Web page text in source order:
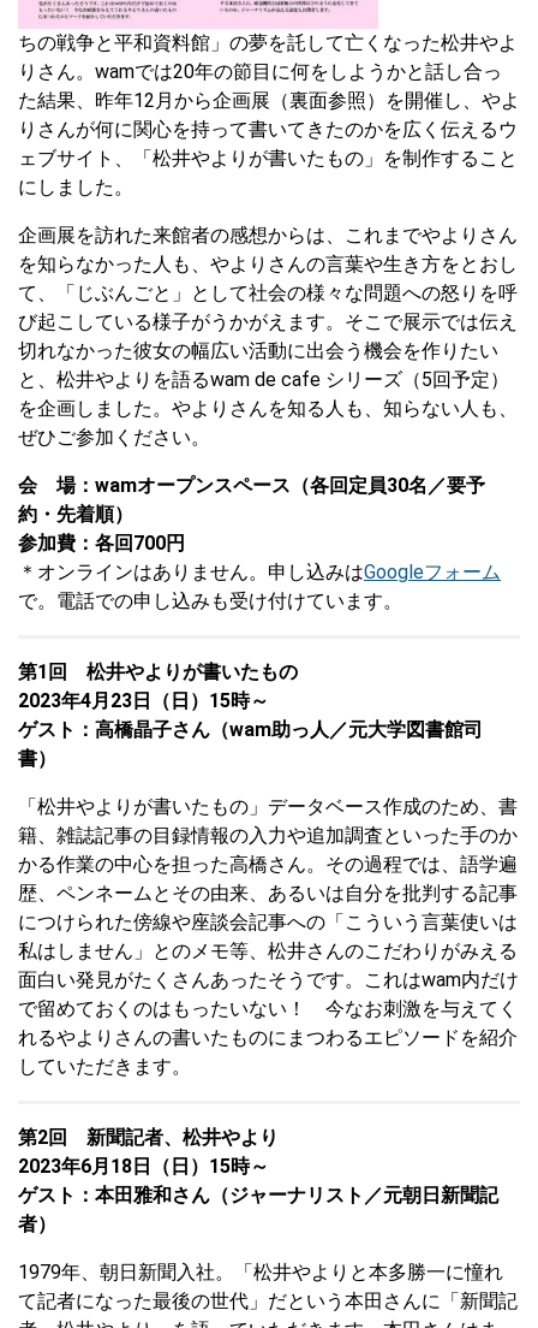
ちの戦争と平和資料館」の夢を託して亡くなった松井やよ
りさん。wamでは20年の節目に何をしようかと話し合っ
た結果、昨年12月から企画展（裏面参照）を開催し、やよ
りさんが何に関心を持って書いてきたのかを広く伝えるウ
ェブサイト、「松井やよりが書いたもの」を制作すること
にしました。
企画展を訪れた来館者の感想からは、これまでやよりさん
を知らなかった人も、やよりさんの言葉や生き方をとおし
て、「じぶんごと」として社会の様々な問題への怒りを呼
び起こしている様子がうかがえます。そこで展示では伝え
切れなかった彼女の幅広い活動に出会う機会を作りたい
と、松井やよりを語るwam de cafe シリーズ（5回予定）
を企画しました。やよりさんを知る人も、知らない人も、
ぜひご参加ください。
会 場：wamオープンスペース（各回定員30名／要予
約・先着順）
参加費：各回700円
＊オンラインはありません。申し込みはGoogleフォーム
で。電話での申し込みも受け付けています。
第1回 松井やよりが書いたもの
2023年4月23日（日）15時～
ゲスト：高橋晶子さん（wam助っ人／元大学図書館司
書）
「松井やよりが書いたもの」データベース作成のため、書
籍、雑誌記事の目録情報の入力や追加調査といった手のか
かる作業の中心を担った高橋さん。その過程では、語学遍
歴、ペンネームとその由来、あるいは自分を批判する記事
につけられた傍線や座談会記事への「こういう言葉使いは
私はしません」とのメモ等、松井さんのこだわりがみえる
面白い発見がたくさんあったそうです。これはwam内だけ
で留めておくのはもったいない！ 今なお刺激を与えてく
れるやよりさんの書いたものにまつわるエピソードを紹介
していただきます。
第2回 新聞記者、松井やより
2023年6月18日（日）15時～
ゲスト：本田雅和さん（ジャーナリスト／元朝日新聞記
者）
1979年、朝日新聞入社。「松井やよりと本多勝一に憧れ
て記者になった最後の世代」だという本田さんに「新聞記